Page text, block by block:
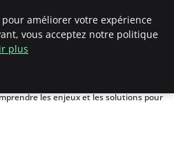
les enjeux et les solutions pour
améliorer votre expérience
vous acceptez notre politique
plus